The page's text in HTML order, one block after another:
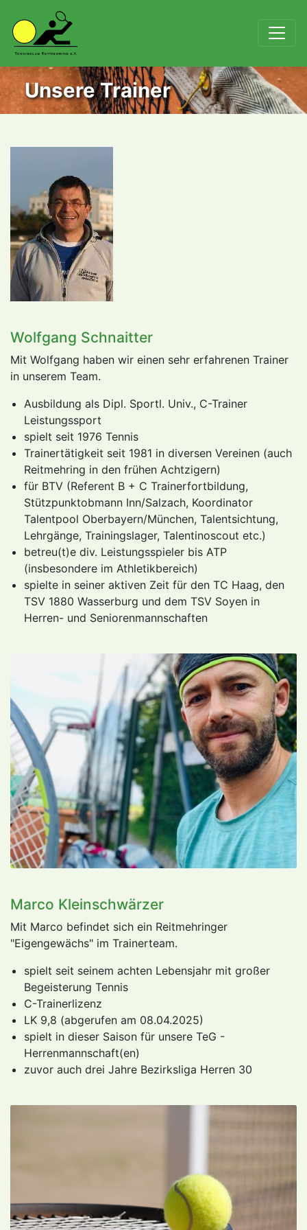
Unsere Trainer
Wolfgang Schnaitter
Mit Wolfgang haben wir einen sehr erfahrenen Trainer
in unserem Team.
Ausbildung als Dipl. Sportl. Univ., C-Trainer
Leistungssport
spielt seit 1976 Tennis
Trainertätigkeit seit 1981 in diversen Vereinen (auch
Reitmehring in den frühen Achtzigern)
für BTV (Referent B + C Trainerfortbildung,
Stützpunktobmann Inn/Salzach, Koordinator
Talentpool Oberbayern/München, Talentsichtung,
Lehrgänge, Trainingslager, Talentinoscout etc.)
betreu(t)e div. Leistungsspieler bis ATP
(insbesondere im Athletikbereich)
spielte in seiner aktiven Zeit für den TC Haag, den
TSV 1880 Wasserburg und dem TSV Soyen in
Herren- und Seniorenmannschaften
Marco Kleinschwärzer
Mit Marco befindet sich ein Reitmehringer
"Eigengewächs" im Trainerteam.
spielt seit seinem achten Lebensjahr mit großer
Begeisterung Tennis
C-Trainerlizenz
LK 9,8 (abgerufen am 08.04.2025)
spielt in dieser Saison für unsere TeG -
Herrenmannschaft(en)
zuvor auch drei Jahre Bezirksliga Herren 30